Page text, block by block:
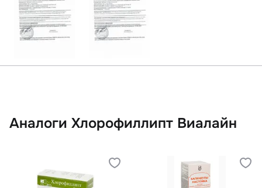
Аналоги Хлорофиллипт Виалайн